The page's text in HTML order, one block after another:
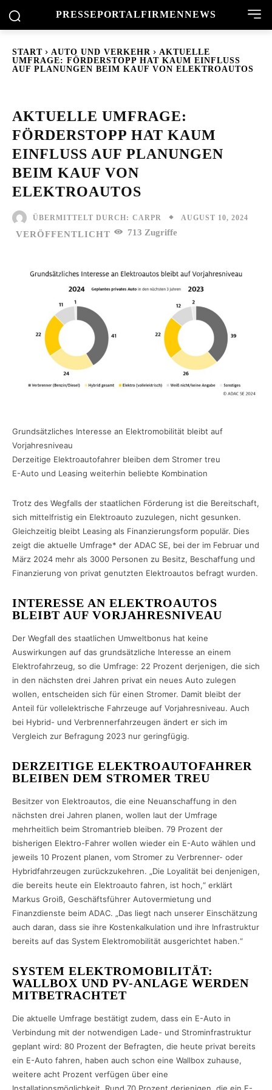
PRESSEPORTALFIRMENNEWS
START AUTO UND VERKEHR
AKTUELLE
UMFRAGE: FÖRDERSTOPP HAT KAUM EINFLUSS
AUF PLANUNGEN BEIM KAUF VON ELEKTROAUTOS
AKTUELLE UMFRAGE:
FÖRDERSTOPP HAT KAUM
EINFLUSS AUF PLANUNGEN
BEIM KAUF VON
ELEKTROAUTOS
ÜBERMITTELT DURCH: CARPR AUGUST 10, 2024
VERÖFFENTLICHT 713 Zugriffe
Grundsätzliches Interesse an Elektromobilität bleibt auf
Vorjahresniveau
Derzeitige Elektroautofahrer bleiben dem Stromer treu
E-Auto und Leasing weiterhin beliebte Kombination
Trotz des Wegfalls der staatlichen Förderung ist die Bereitschaft,
sich mittelfristig ein Elektroauto zuzulegen, nicht gesunken.
Gleichzeitig bleibt Leasing als Finanzierungsform populär. Dies
zeigt die aktuelle Umfrage* der ADAC SE, bei der im Februar und
März 2024 mehr als 3000 Personen zu Besitz, Beschaffung und
Finanzierung von privat genutzten Elektroautos befragt wurden.
INTERESSE AN ELEKTROAUTOS
BLEIBT AUF VORJAHRESNIVEAU
Der Wegfall des staatlichen Umweltbonus hat keine
Auswirkungen auf das grundsätzliche Interesse an einem
Elektrofahrzeug, so die Umfrage: 22 Prozent derjenigen, die sich
in den nächsten drei Jahren privat ein neues Auto zulegen
wollen, entscheiden sich für einen Stromer. Damit bleibt der
Anteil für vollelektrische Fahrzeuge auf Vorjahresniveau. Auch
bei Hybrid- und Verbrennerfahrzeugen ändert er sich im
Vergleich zur Befragung 2023 nur geringfügig.
DERZEITIGE ELEKTROAUTOFAHRER
BLEIBEN DEM STROMER TREU
Besitzer von Elektroautos, die eine Neuanschaffung in den
nächsten drei Jahren planen, wollen laut der Umfrage
mehrheitlich beim Stromantrieb bleiben. 79 Prozent der
bisherigen Elektro-Fahrer wollen wieder ein E-Auto wählen und
jeweils 10 Prozent planen, vom Stromer zu Verbrenner- oder
Hybridfahrzeugen zurückzukehren. „Die Loyalität bei denjenigen,
die bereits heute ein Elektroauto fahren, ist hoch,“ erklärt
Markus Groiß, Geschäftsführer Autovermietung und
Finanzdienste beim ADAC. „Das liegt nach unserer Einschätzung
auch daran, dass sie ihre Kostenkalkulation und ihre Infrastruktur
bereits auf das System Elektromobilität ausgerichtet haben.“
SYSTEM ELEKTROMOBILITÄT:
WALLBOX UND PV-ANLAGE WERDEN
MITBETRACHTET
Die aktuelle Umfrage bestätigt zudem, dass ein E-Auto in
Verbindung mit der notwendigen Lade- und Strominfrastruktur
geplant wird: 80 Prozent der Befragten, die heute privat bereits
ein E-Auto fahren, haben auch schon eine Wallbox zuhause,
weitere acht Prozent verfügen über eine